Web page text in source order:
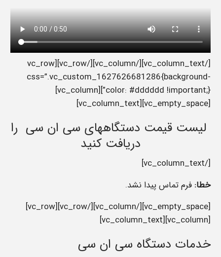
[/vc_column_text][/vc_column][/vc_row][vc_row
css=”.vc_custom_1627626681286{background-
color: #dddddd !important;}”][vc_column]
[vc_empty_space][vc_column_text]
لیست قیمت دستگاههای سی ان سی را
دریافت کنید
[/vc_column_text]
خطا: فرم تماس پیدا نشد.
[vc_empty_space][/vc_column][/vc_row][vc_row]
[vc_column][vc_column_text]
خدمات دستگاه سی ان سی